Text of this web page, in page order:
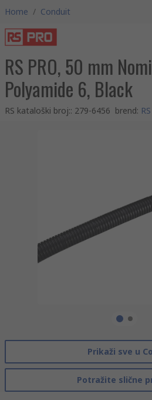
Home / Conduit
RS PRO, 50 mm
Polyamide 6, Black
RS kataloški broj:: 279-6456 brend:
Prikaži sve u
Potražite slične